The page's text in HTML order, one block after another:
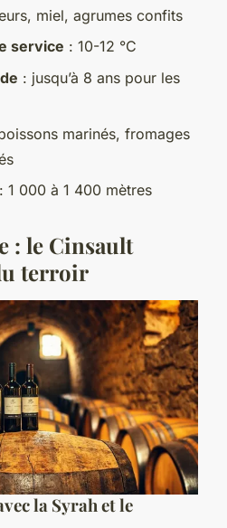
miel, agrumes confits
service : 10-12 °C
: jusqu’à 8 ans pour les
marinés, fromages
: 1 000 à 1 400 mètres
: le Cinsault
terroir
la Syrah et le